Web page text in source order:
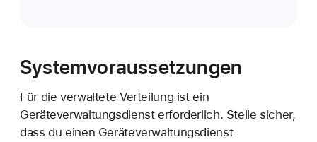
Systemvoraussetzungen
Für die verwaltete Verteilung ist ein
Geräteverwaltungsdienst erforderlich. Stelle sicher,
dass du einen Geräteverwaltungsdienst